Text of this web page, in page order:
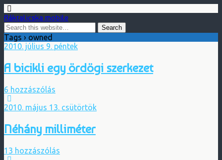
Ráktalicska mobile
Tags › owned
2010. július 9. péntek
A bicikli egy ördögi szerkezet
6 hozzászólás
2010. május 13. csütörtök
Néhány milliméter
13 hozzászólás